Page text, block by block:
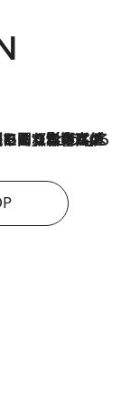
はいつまで続く？《エネルギー専門家に聞く“どうなる日本の暮らし”》